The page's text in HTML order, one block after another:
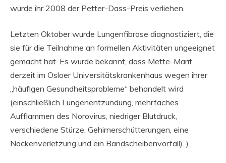
wurde ihr 2008 der Petter-Dass-Preis verliehen.
Letzten Oktober wurde Lungenfibrose diagnostiziert, die
sie für die Teilnahme an formellen Aktivitäten ungeeignet
gemacht hat. Es wurde bekannt, dass Mette-Marit
derzeit im Osloer Universitätskrankenhaus wegen ihrer
„häufigen Gesundheitsprobleme“ behandelt wird
(einschließlich Lungenentzündung, mehrfaches
Aufflammen des Norovirus, niedriger Blutdruck,
verschiedene Stürze, Gehirnerschütterungen, eine
Nackenverletzung und ein Bandscheibenvorfall). ).